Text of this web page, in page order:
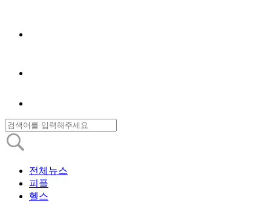
전체뉴스
피플
헬스